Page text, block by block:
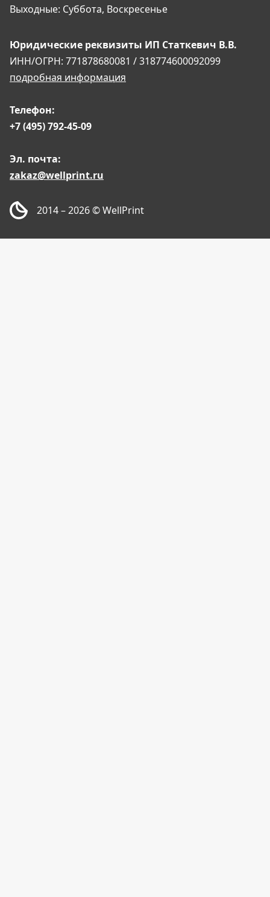
Выходные: Суббота, Воскресенье
Юридические реквизиты ИП Статкевич В.В.
ИНН/ОГРН: 771878680081 / 318774600092099
подробная информация
Телефон:
+7 (495) 792-45-09
Эл. почта:
zakaz@wellprint.ru
2014 – 2026© WellPrint